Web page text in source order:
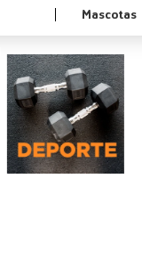
Mascotas